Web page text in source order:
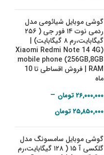
۱۳,۶۹۰,۰۰۰ تومان
through
۱۳,۷۰۰,۰۰۰ تومان
گوشی موبایل شیائومی مدل
ردمی نوت ۱۴ فور جی ( ۲۵۶
گیگابایت،‌رم ۸ گیگابایت) |
(Xiaomi Redmi Note 14 4G
mobile phone (256GB,8GB
RAM | فروش اقساطی تا 10
ماه
۲۶,۰۰۰,۰۰۰تومان –
۲۵,۸۵۰,۰۰۰تومان
۲۵,۸۵۰,۰۰۰ تومان
through
گوشی موبایل سامسونگ مدل
گلکسی آ ۱۵ ( ۱۲۸ گیگابایت،‌رم